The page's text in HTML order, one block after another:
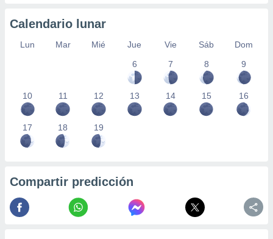
Calendario lunar
Lun Mar Mié Jue Vie Sáb
Dom
6
7 8 9
10 11 12 13 14 15 16
17 18 19
Compartir predicción